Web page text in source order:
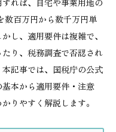
れば、自宅や事業用地の
百万円から数千万円単
し、適用要件は複雑で、
り、税務調査で否認され
記事では、国税庁の公式
本から適用要件・注意
りやすく解説します。